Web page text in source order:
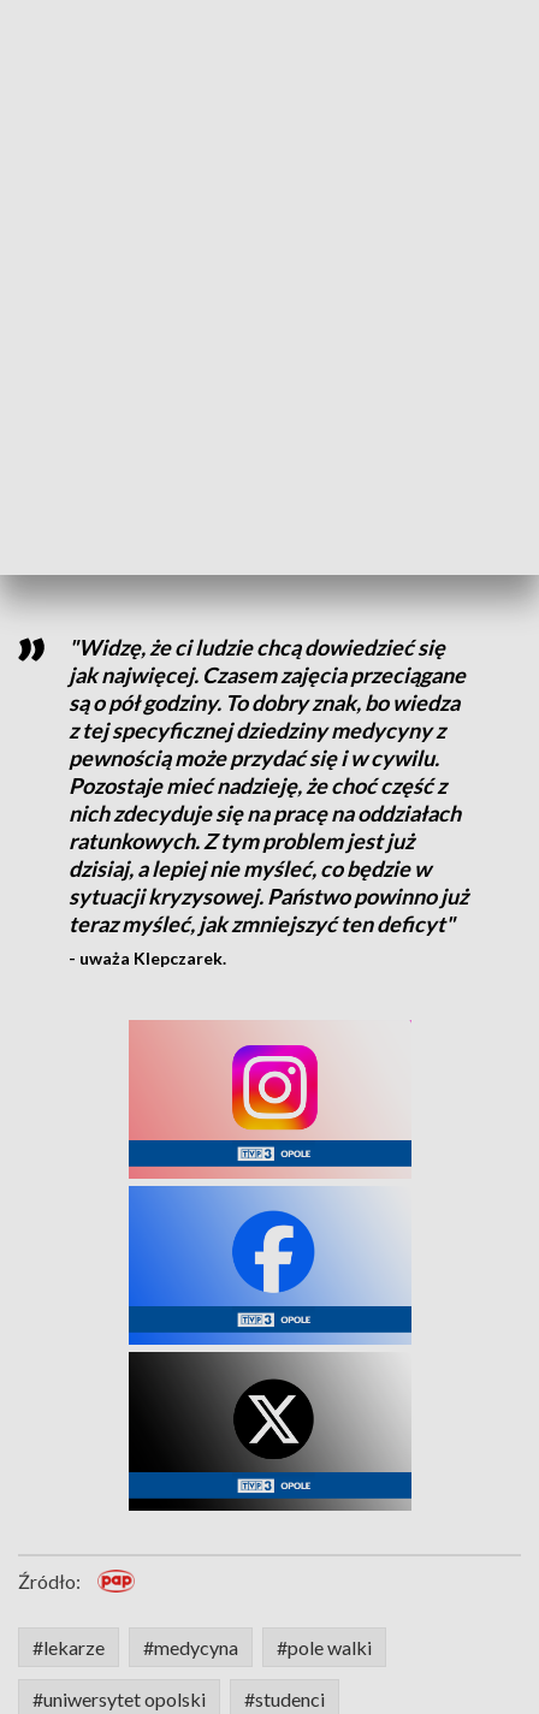
"Widzę, że ci ludzie chcą dowiedzieć się
jak najwięcej. Czasem zajęcia przeciągane
są o pół godziny. To dobry znak, bo wiedza
z tej specyficznej dziedziny medycyny z
pewnością może przydać się i w cywilu.
Pozostaje mieć nadzieję, że choć część z
nich zdecyduje się na pracę na oddziałach
ratunkowych. Z tym problem jest już
dzisiaj, a lepiej nie myśleć, co będzie w
sytuacji kryzysowej. Państwo powinno już
teraz myśleć, jak zmniejszyć ten deficyt"
- uważa Klepczarek.
Źródło:
#lekarze #medycyna #pole walki
#uniwersytet opolski #studenci